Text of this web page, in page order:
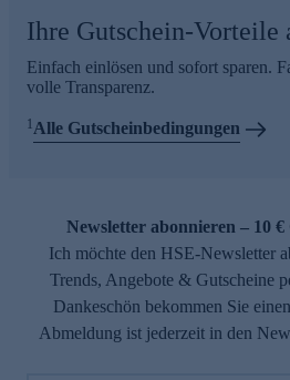
Ihre Gutschein-
Einfach einlösen und sofort sparen.
volle Transparenz.
1Alle Gutscheinbedingungen
Newsletter abonnieren – 10
Ich möchte den HSE-Newsletter
Trends, Angebote & Gutscheine
Dankeschön bekommen Sie
Abmeldung ist jederzeit in den